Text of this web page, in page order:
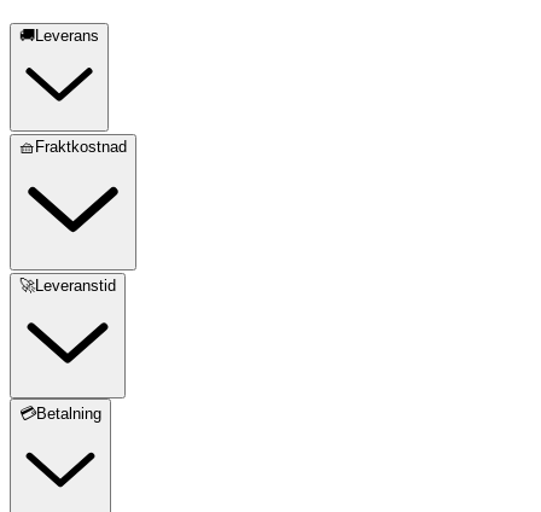
🚚Leverans
🧺Fraktkostnad
🚀Leveranstid
💳Betalning